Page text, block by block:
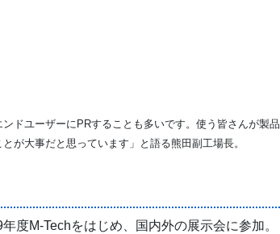
ドユーザーにPRすることも多いです。使う皆さんが製品
が大事だと思っています」と語る熊田副工場長。
度M-Techをはじめ、国内外の展示会に参加。